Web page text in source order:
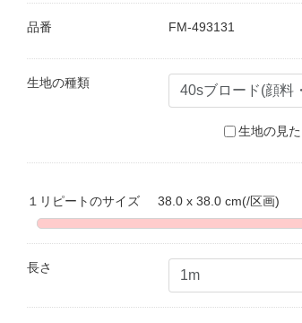
品番 FM-493131
生地の種類
生地の見
１リピートのサイズ 38.0 x 38.0 cm(/区画)
長さ